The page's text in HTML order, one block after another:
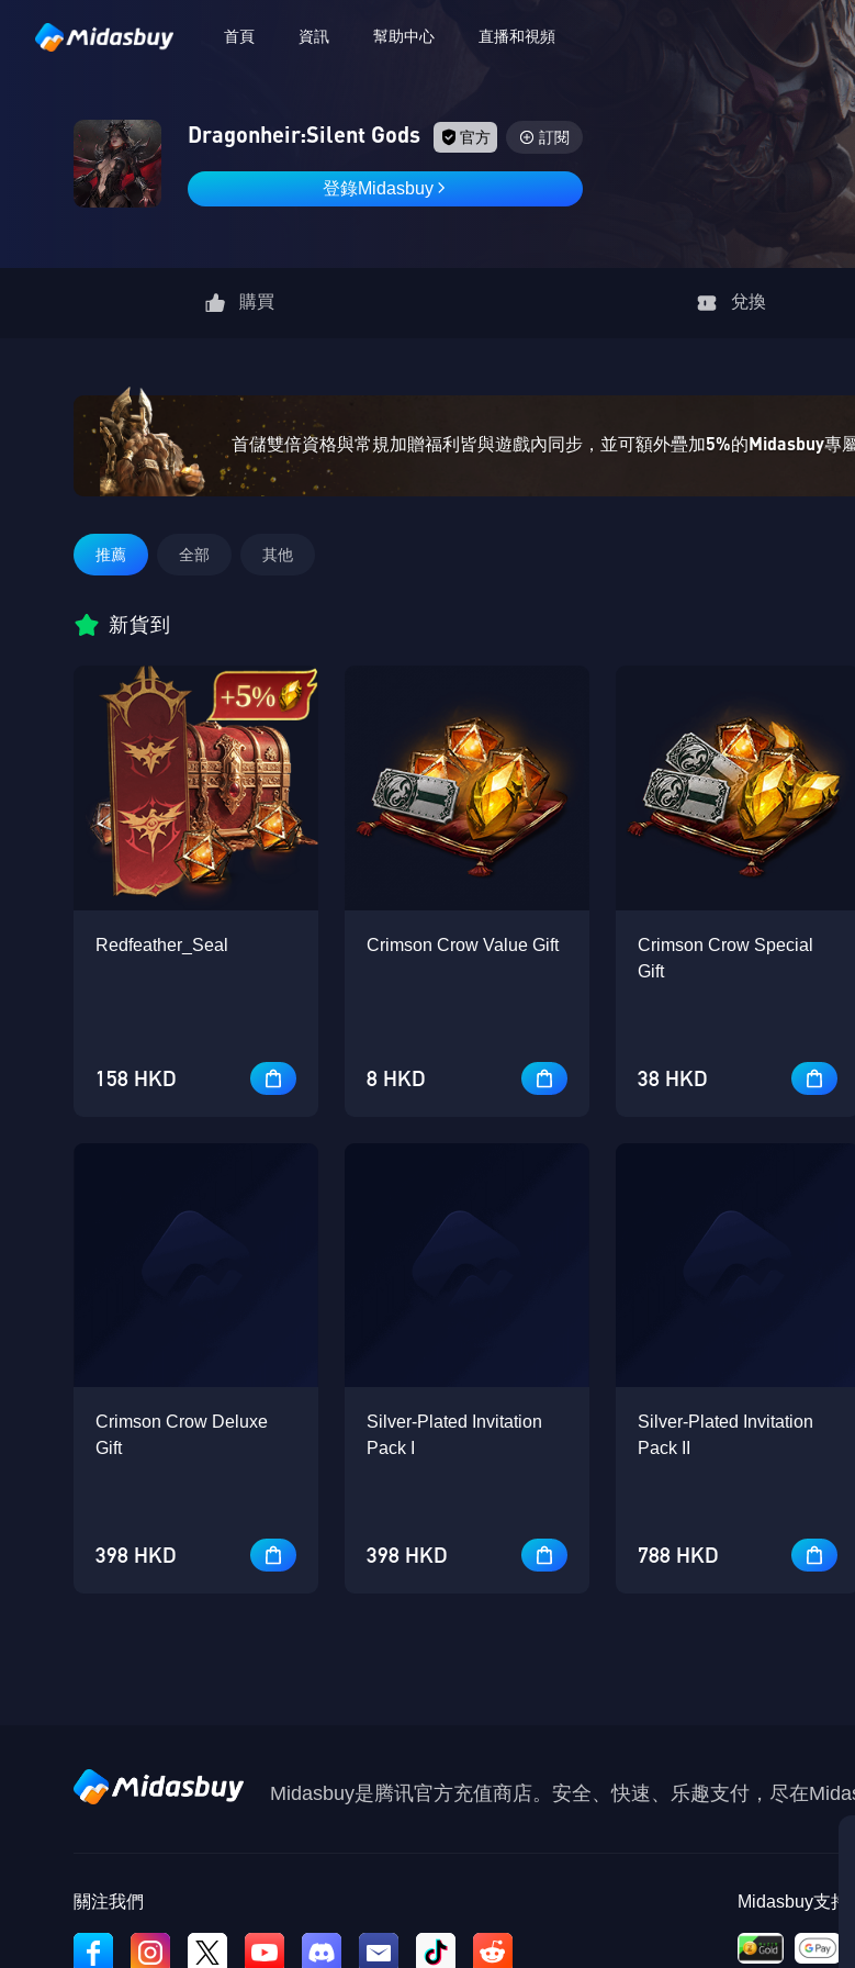
首頁 資訊 幫助中心 直播和視頻
Dragonheir:Silent Gods 官方 訂閱
登錄Midasbuy
玩家暱稱:
好的
購買 兌換
首儲雙倍資格與常規加贈福利皆與遊戲內同步，並可額外疊加5%的Midasbuy專
推薦 全部 其他
新貨到
Redfeather_Seal
158 HKD
Crimson Crow Deluxe
Gift
398 HKD
Crimson Crow Value Gift
8 HKD
Silver-Plated Invitation
Pack I
398 HKD
Crimson Crow Special
Gift
38 HKD
Silver-Plated Invitation
Pack II
788 HKD
請仔細檢查您的玩家ID。
時獲得的獎勵UC不參與積分獎勵。
Midasbuy是腾讯官方充值商店。安全、快速、乐趣支付，尽在
關注我們 Midasbuy支持